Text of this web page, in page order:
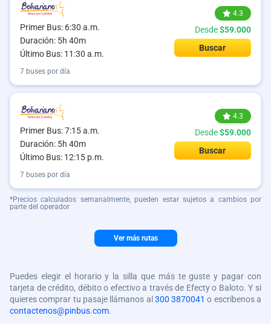
Primer Bus: 6:30 a.m.
Duración: 5h 40m
Último Bus: 11:30 a.m.
4.3
Desde$59.000
Buscar
7 buses por día
Primer Bus: 7:15 a.m.
Duración: 5h 40m
Último Bus: 12:15 p.m.
4.3
Desde$59.000
Buscar
7 buses por día
*Precios calculados semanalmente, pueden estar sujetos a cambios por
parte del operador
Ver más rutas
Puedes elegir el horario y la silla que más te guste y pagar con
tarjeta de crédito, débito o efectivo a través de Efecty o Baloto. Y si
quieres comprar tu pasaje llámanos al 300 3870041 o escríbenos a
contactenos@pinbus.com.